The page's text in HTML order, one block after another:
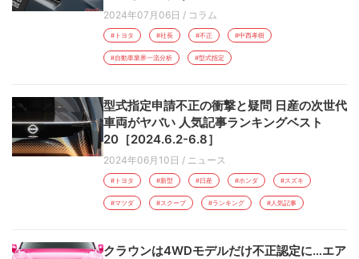
2024年07月06日 / コラム
#トヨタ #社長 #不正 #中西孝樹
#自動車業界一流分析 #型式指定
型式指定申請不正の衝撃と疑問 日産の次世代
車両がヤバい 人気記事ランキングベスト
20［2024.6.2-6.8］
2024年06月10日 / ニュース
#トヨタ #新型 #日産 #ホンダ #スズキ
#マツダ #スクープ #ランキング #人気記事
クラウンは4WDモデルだけ不正認定に…エア